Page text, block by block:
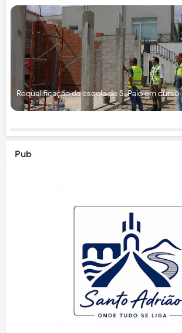
Requalificação da escola de S. Paio em curso
Pub